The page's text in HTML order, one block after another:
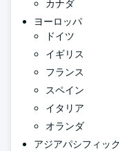
カナダ
ヨーロッパ
ドイツ
イギリス
フランス
スペイン
イタリア
オランダ
アジアパシフィック